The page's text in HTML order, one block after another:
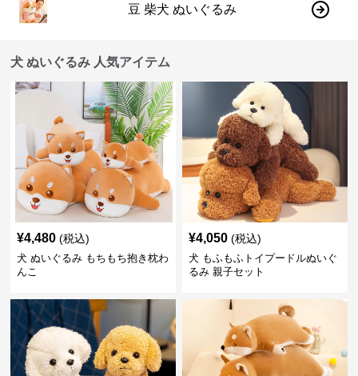
豆 柴犬 ぬいぐるみ
犬 ぬいぐるみ 人気アイテム
¥4,480 (税込)
犬 ぬいぐるみ もちもち抱き枕わ
んこ
¥4,050 (税込)
犬 もふもふトイプードルぬいぐ
るみ 親子セット